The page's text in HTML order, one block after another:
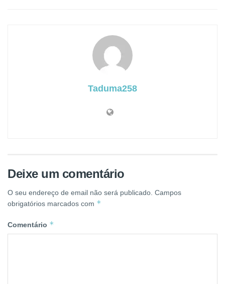
Taduma258
Deixe um comentário
O seu endereço de email não será publicado. Campos
obrigatórios marcados com *
Comentário *